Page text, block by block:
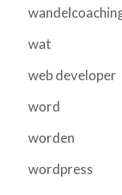
wat
web developer
word
worden
wordpress